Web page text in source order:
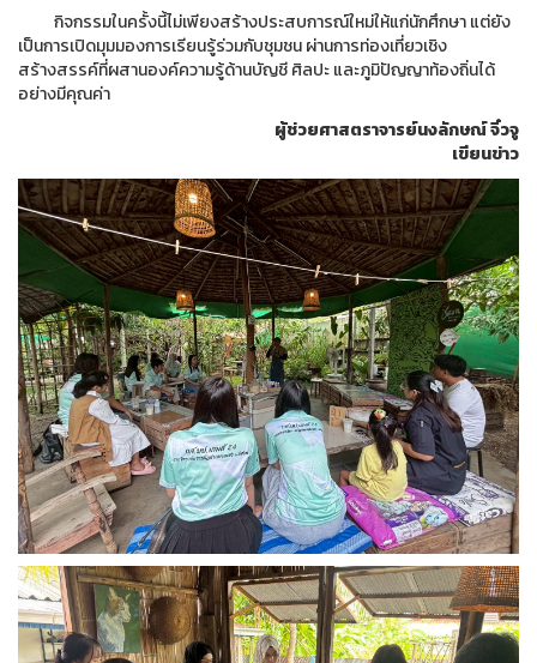
กิจกรรมในครั้งนี้ไม่เพียงสร้างประสบการณ์ใหม่ให้แก่นักศึกษา แต่ยัง
เป็นการเปิดมุมมองการเรียนรู้ร่วมกับชุมชน ผ่านการท่องเที่ยวเชิง
สร้างสรรค์ที่ผสานองค์ความรู้ด้านบัญชี ศิลปะ และภูมิปัญญาท้องถิ่นได้
อย่างมีคุณค่า
ผู้ช่วยศาสตราจารย์นงลักษณ์ จิ๋วจู
เขียนข่าว